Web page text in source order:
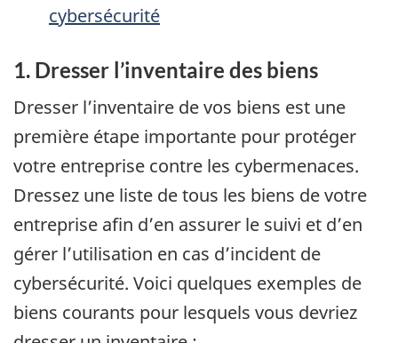
cybersécurité
1. Dresser l’inventaire des biens
Dresser l’inventaire de vos biens est une
première étape importante pour protéger
votre entreprise contre les cybermenaces.
Dressez une liste de tous les biens de votre
entreprise afin d’en assurer le suivi et d’en
gérer l’utilisation en cas d’incident de
cybersécurité. Voici quelques exemples de
biens courants pour lesquels vous devriez